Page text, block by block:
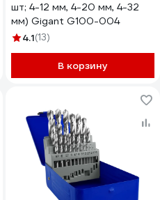
шт; 4-12 мм, 4-20 мм, 4-32
мм) Gigant G100-004
4.1(13)
В корзину